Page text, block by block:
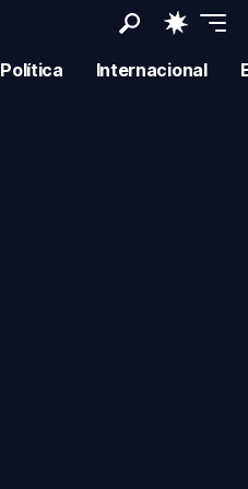
Política Internacional